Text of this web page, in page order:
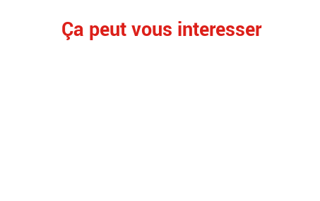
Ça peut vous interesser